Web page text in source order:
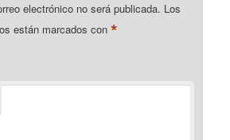
electrónico no será publicada. Los
están marcados con*